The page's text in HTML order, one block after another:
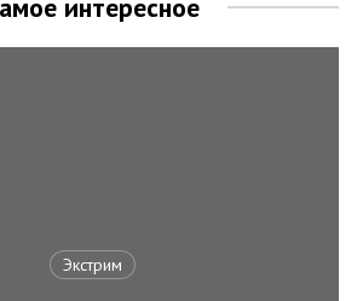
интересное
Экстрим